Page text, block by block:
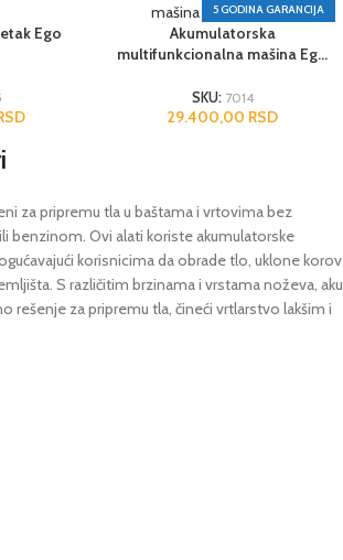
Ego
5 GODINA GARANCIJA
Akumulatorska
multifunkcionalna mašina Ego
SKU: 7014
29.400,00 RSD
za pripremu tla u baštama i vrtovima bez
benzinom. Ovi alati koriste akumulatorske
korisnicima da obrade tlo, uklone korov
S različitim brzinama i vrstama noževa, aku
rešenje za pripremu tla, čineći vrtlarstvo lakšim i